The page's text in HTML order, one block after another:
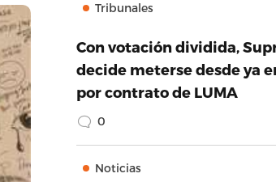
Tribunales
Con votación dividida,
decide meterse desde ya
por contrato de LUMA
0
Noticias